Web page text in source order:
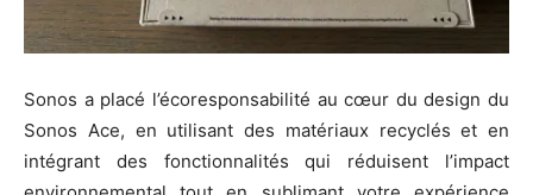
Sonos a placé l’écoresponsabilité au cœur du design du
Sonos Ace, en utilisant des matériaux recyclés et en
intégrant des fonctionnalités qui réduisent l’impact